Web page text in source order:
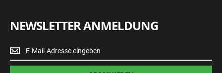
NEWSLETTER ANMELDUNG
Newsletter
Anmeldung